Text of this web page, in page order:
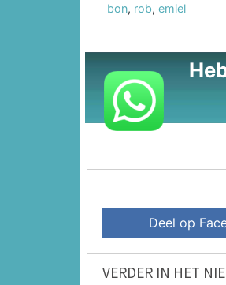
bon, rob, emiel
Deel op
VERDER IN HET